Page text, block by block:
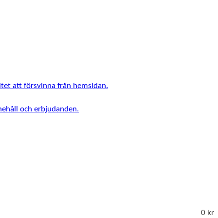
att försvinna från hemsidan.
och erbjudanden.
0 kr